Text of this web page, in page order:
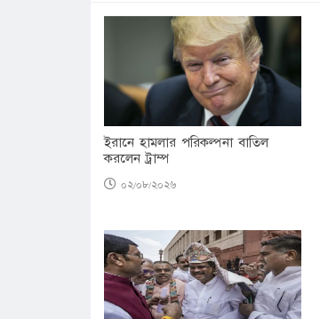
ইরানে হামলার পরিকল্পনা বাতিল
করলেন ট্রাম্প
০২/০৮/২০২৬